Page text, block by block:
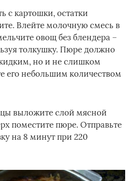
с картошки, остатки
Влейте молочную смесь в
овощ без блендера –
толкушку. Пюре должно
но и не слишком
его небольшим количеством
выложите слой мясной
поместите пюре. Отправьте
на 8 минут при 220